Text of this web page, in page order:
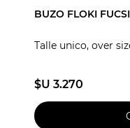
BUZO FLOKI
Talle unico, over
$U 3.270